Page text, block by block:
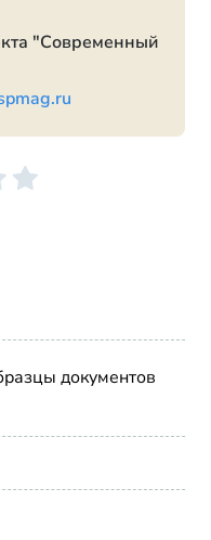
"Современный
документов